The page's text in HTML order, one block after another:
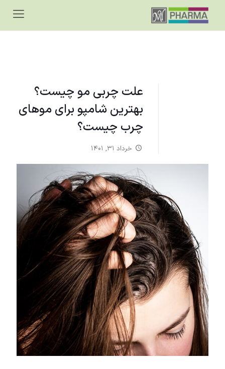
علت چربی مو چیست؟
بهترین شامپو برای موهای
چرب چیست؟
خرداد ۳۱, ۱۴۰۱